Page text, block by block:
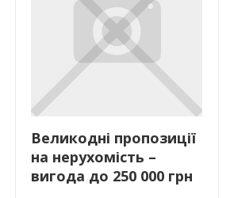
Великодні пропозиції
на нерухомість –
вигода до 250 000 грн